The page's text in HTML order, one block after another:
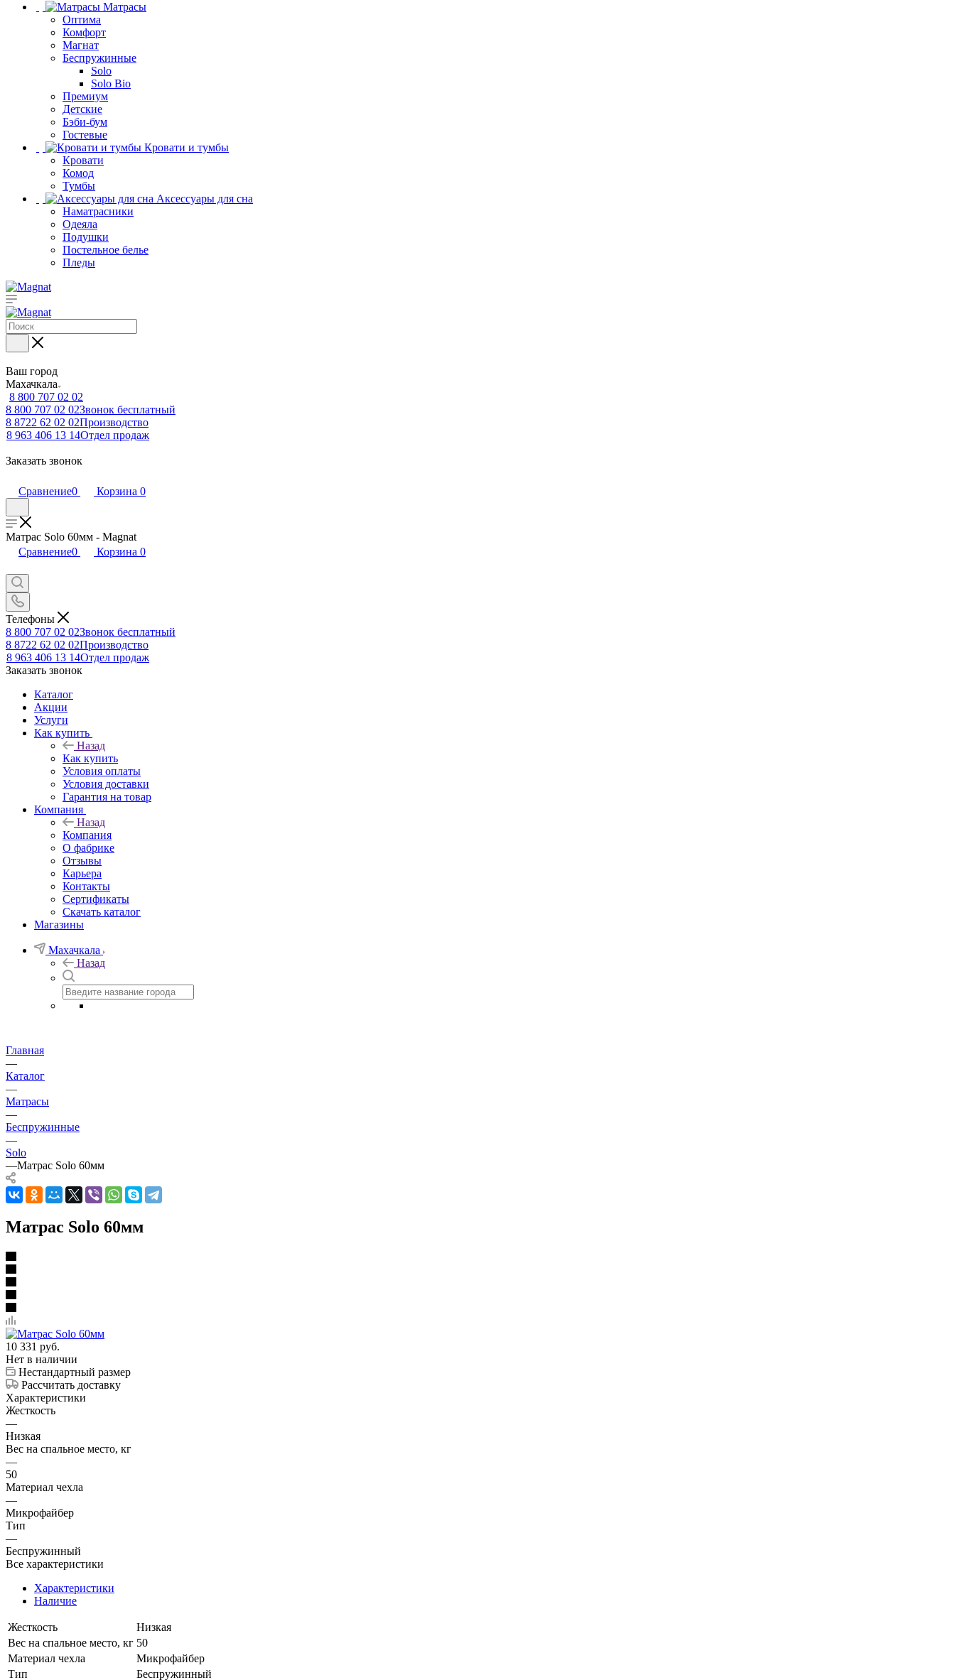
Матрасы
Оптима
Комфорт
Магнат
Беспружинные
Solo
Solo Bio
Премиум
Детские
Бэби-бум
Гостевые
Кровати и тумбы
Кровати
Комод
Тумбы
Аксессуары для сна
Наматрасники
Одеяла
Подушки
Постельное белье
Пледы
Ваш город
Махачкала
8 800 707 02 02
8 800 707 02 02Звонок бесплатный
8 8722 62 02 02Производство
8 963 406 13 14Отдел продаж
Заказать звонок
Сравнение0 Корзина 0
Матрас Solo 60мм - Magnat
Сравнение0 Корзина 0
Телефоны
8 800 707 02 02Звонок бесплатный
8 8722 62 02 02Производство
8 963 406 13 14Отдел продаж
Заказать звонок
Каталог
Акции
Услуги
Как купить
Назад
Как купить
Условия оплаты
Условия доставки
Гарантия на товар
Компания
Назад
Компания
О фабрике
Отзывы
Карьера
Контакты
Сертификаты
Скачать каталог
Магазины
Махачкала
Назад
Главная
—
Каталог
—
Матрасы
—
Беспружинные
—
Solo
—Матрас Solo 60мм
Матрас Solo 60мм
10 331 руб.
Нет в наличии
Нестандартный размер
Рассчитать доставку
Характеристики
Жесткость
—
Низкая
Вес на спальное место, кг
—
50
Материал чехла
—
Микрофайбер
Тип
—
Беспружинный
Все характеристики
Характеристики
Наличие
Жесткость
Низкая
Вес на спальное место, кг 50
Материал чехла
Микрофайбер
Тип
Беспружинный